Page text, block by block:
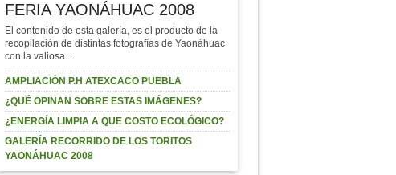
FERIA YAONÁHUAC 2008
El contenido de esta galería, es el producto de la
recopilación de distintas fotografías de Yaonáhuac
con la valiosa...
AMPLIACIÓN P.H ATEXCACO PUEBLA
¿QUÉ OPINAN SOBRE ESTAS IMÁGENES?
¿ENERGÍA LIMPIA A QUE COSTO ECOLÓGICO?
GALERÍA RECORRIDO DE LOS TORITOS
YAONÁHUAC 2008